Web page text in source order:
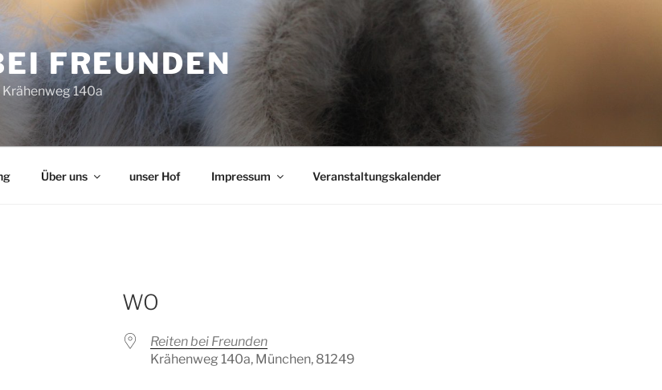
FREUNDEN
140a
Über uns unser Hof Impressum Veranstaltungskalender
WO
Reiten bei Freunden
Krähenweg 140a, München, 81249